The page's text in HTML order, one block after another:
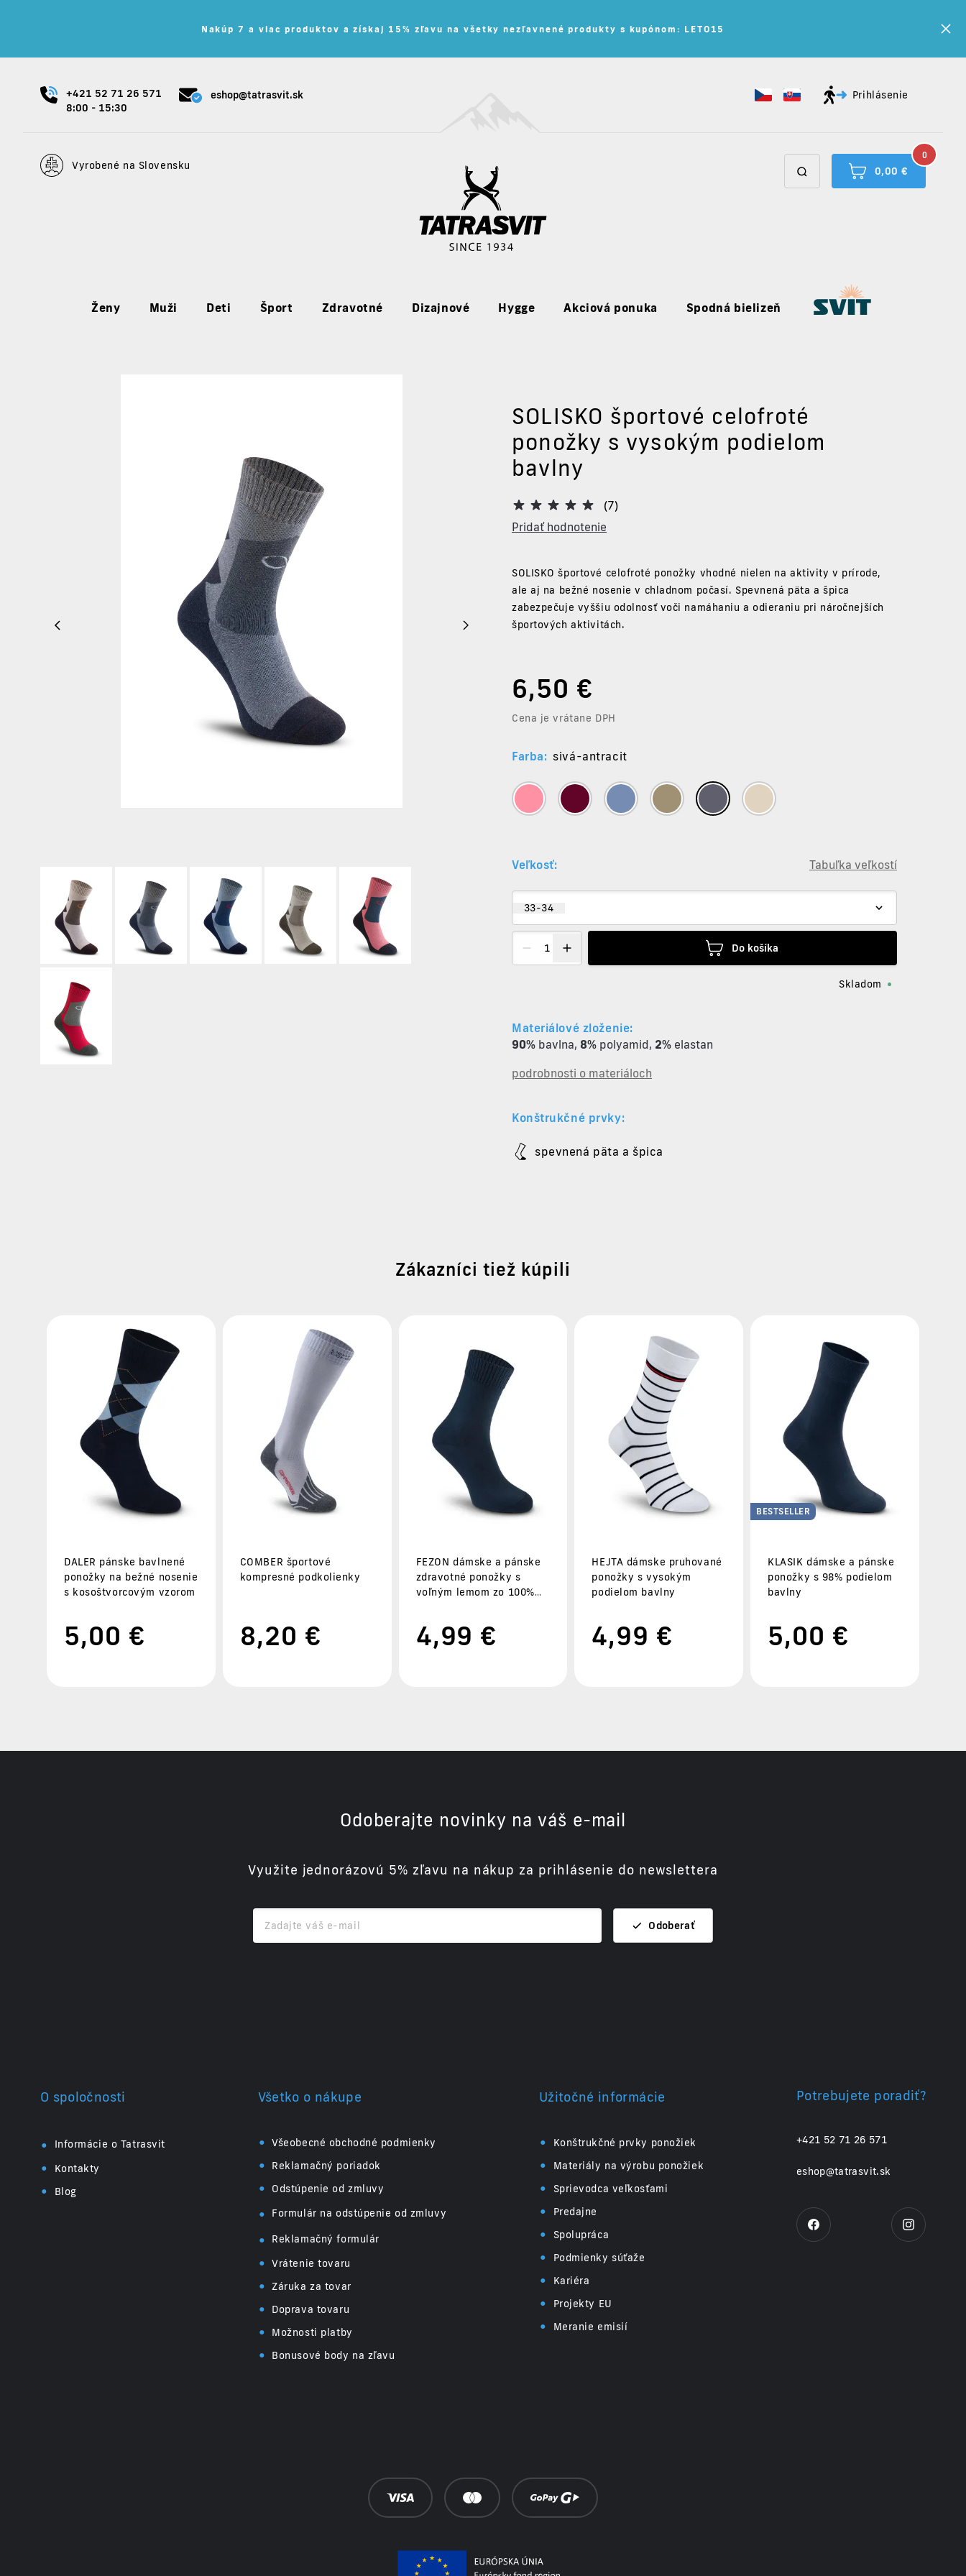
Nakúp 7 a viac produktov a získaj 15% zľavu na všetky nezľavnené produkty s kupónom: LETO15
+421 52 71 26 571
8:00 - 15:30
eshop@tatrasvit.sk Prihlásenie
Vyrobené na Slovensku 0,00 €
0
Ženy Muži Deti Šport Zdravotné Dizajnové Hygge Akciová ponuka Spodná bielizeň
SOLISKO športové celofroté
ponožky s vysokým podielom
bavlny
(7)
Pridať hodnotenie
SOLISKOšportové celofroté ponožky vhodné nielen na aktivity v prírode,
ale aj na bežné nosenie v chladnom počasí. Spevnená päta a špica
zabezpečuje vyššiu odolnosť voči namáhaniu a odieraniu pri náročnejších
športových aktivitách.
6,50 €
Cena je vrátane DPH
Farba: sivá-antracit
Veľkosť: Tabuľka veľkostí
33-34
Do košíka
Skladom
Materiálové zloženie:
90% bavlna, 8% polyamid, 2% elastan
podrobnosti o materiáloch
Konštrukčné prvky:
spevnená päta a špica
Zákazníci tiež kúpili
DALER pánske bavlnené
ponožky na bežné nosenie
s kosoštvorcovým vzorom
5,00 €
COMBER športové
kompresné podkolienky
8,20 €
FEZON dámske a pánske
zdravotné ponožky s
voľným lemom zo 100%
4,99 €
HEJTA dámske pruhované
ponožky s vysokým
podielom bavlny
4,99 €
BESTSELLER
KLASIK dámske a pánske
ponožky s 98% podielom
bavlny
5,00 €
Odoberajte novinky na váš e-mail
Využite jednorázovú 5% zľavu na nákup za prihlásenie do newslettera
Odoberať
O spoločnosti
• Informácie o Tatrasvit
• Kontakty
• Blog
Všetko o nákupe
• Všeobecné obchodné podmienky
• Reklamačný poriadok
• Odstúpenie od zmluvy
• Formulár na odstúpenie od zmluvy
• Reklamačný formulár
• Vrátenie tovaru
• Záruka za tovar
• Doprava tovaru
• Možnosti platby
• Bonusové body na zľavu
Užitočné informácie
• Konštrukčné prvky ponožiek
• Materiály na výrobu ponožiek
• Sprievodca veľkosťami
• Predajne
• Spolupráca
• Podmienky súťaže
• Kariéra
• Projekty EU
• Meranie emisií
Potrebujete poradiť?
+421 52 71 26 571
eshop@tatrasvit.sk